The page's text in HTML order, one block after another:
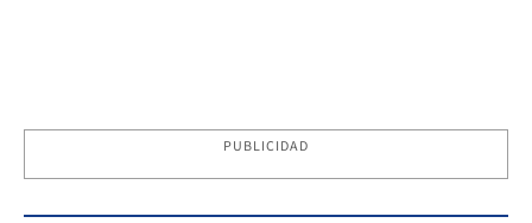
PUBLICIDAD